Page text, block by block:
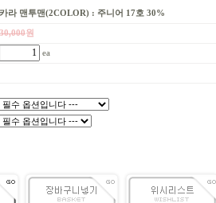
카라 맨투맨(2COLOR) : 주니어 17호 30%
30,000원
ea